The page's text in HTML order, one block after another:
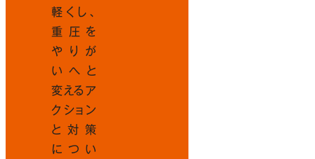
軽くし、
重圧を
やりが
いへと
変えるア
クション
と対策
につい